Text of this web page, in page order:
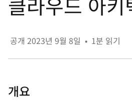
공개 2023년 9월 8일 • 1분 읽기
개요